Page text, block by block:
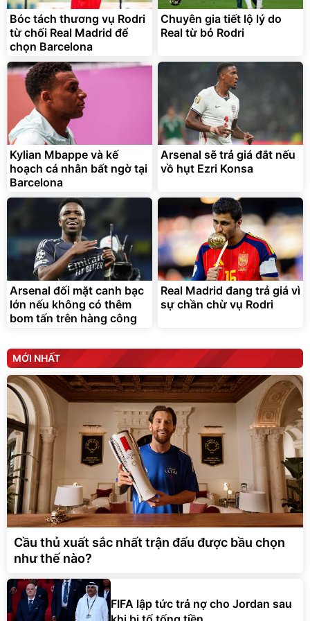
Bạt phủ xe ô tô cao cấp,
tráng nhôm 03 lớp
392.000đ
325.000đ
Đã bán nhiều
Xe đạp điện trợ lực G-
Force C14 gấp gọn bỏ cốp
tiện lợi
9.900.000đ
7.092.000 đ
Đang xem nhiều
Bóc tách thương vụ Rodri
từ chối Real Madrid để
chọn Barcelona
Chuyên gia tiết lộ lý do
Real từ bỏ Rodri
Kylian Mbappe và kế
hoạch cá nhân bất ngờ tại
Barcelona
Arsenal sẽ trả giá đắt nếu
vồ hụt Ezri Konsa
Arsenal đối mặt canh bạc
lớn nếu không có thêm
bom tấn trên hàng công
Real Madrid đang trả giá vì
sự chần chừ vụ Rodri
MỚI NHẤT
Cầu thủ xuất sắc nhất trận đấu được bầu chọn
như thế nào?
FIFA lập tức trả nợ cho Jordan sau